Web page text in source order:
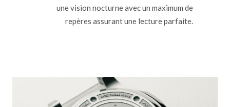
une vision nocturne avec un maximum de
repères assurant une lecture parfaite.